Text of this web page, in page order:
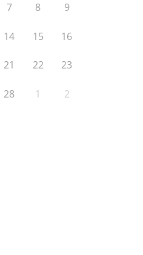
7 8 9
14 15 16
21 22 23
28 1 2